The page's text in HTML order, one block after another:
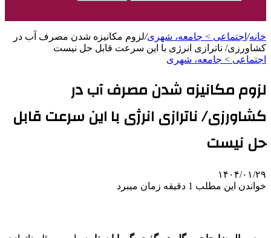
خانه/ اجتماعی > جامعه، شهری/لزوم مکانیزه شدن مصرف آب در
کشاورزی/ ناترازی انرژی با این سرعت قابل حل نیست
اجتماعی > جامعه، شهری
لزوم مکانیزه شدن مصرف آب در
کشاورزی/ ناترازی انرژی با این سرعت قابل
حل نیست
۱۴۰۴/۰۱/۲۹
خواندن این مطلب 1 دقیقه زمان میبرد